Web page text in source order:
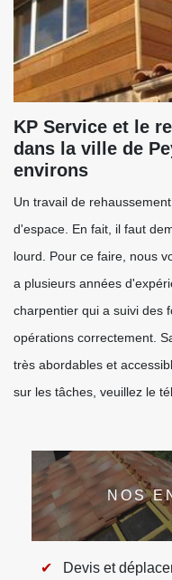
KP Service et le
dans la ville de
environs
Un travail de
d'espace. En fait, il faut
lourd. Pour ce faire, nous
a plusieurs années
charpentier qui a suivi des
opérations correctement.
très abordables et
sur les tâches, veuillez le
NOS
Devis et